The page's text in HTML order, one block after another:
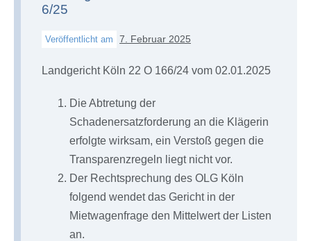
6/25
Veröffentlicht am 7. Februar 2025
Landgericht Köln 22 O 166/24 vom 02.01.2025
Die Abtretung der
Schadenersatzforderung an die Klägerin
erfolgte wirksam, ein Verstoß gegen die
Transparenzregeln liegt nicht vor.
Der Rechtsprechung des OLG Köln
folgend wendet das Gericht in der
Mietwagenfrage den Mittelwert der Listen
an.